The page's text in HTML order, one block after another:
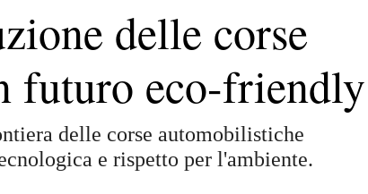
delle corse
futuro eco-friendly
delle corse automobilistiche
e rispetto per l'ambiente.